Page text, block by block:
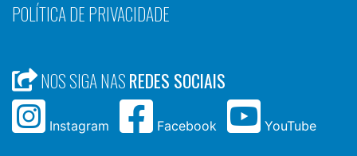
POLÍTICA DE PRIVACIDADE
NOS SIGA NASREDES SOCIAIS
Instagram Facebook YouTube